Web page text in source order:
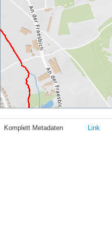
Komplett Metadaten Link